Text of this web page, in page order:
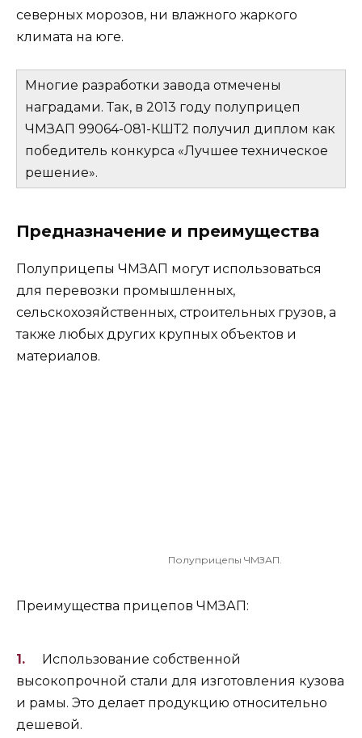
северных морозов, ни влажного жаркого
климата на юге.
Многие разработки завода отмечены
наградами. Так, в 2013 году полуприцеп
ЧМЗАП 99064-081-КШТ2 получил диплом как
победитель конкурса «Лучшее техническое
решение».
Предназначение и преимущества
Полуприцепы ЧМЗАП могут использоваться
для перевозки промышленных,
сельскохозяйственных, строительных грузов, а
также любых других крупных объектов и
материалов.
Полуприцепы ЧМЗАП.
Преимущества прицепов ЧМЗАП:
Использование собственной
высокопрочной стали для изготовления кузова
и рамы. Это делает продукцию относительно
дешевой.